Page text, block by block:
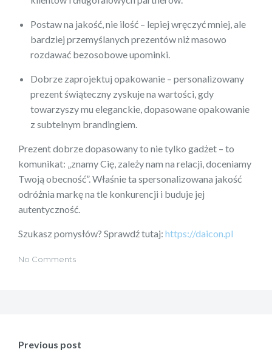
Postaw na jakość, nie ilość – lepiej wręczyć mniej, ale
bardziej przemyślanych prezentów niż masowo
rozdawać bezosobowe upominki.
Dobrze zaprojektuj opakowanie – personalizowany
prezent świąteczny zyskuje na wartości, gdy
towarzyszy mu eleganckie, dopasowane opakowanie
z subtelnym brandingiem.
Prezent dobrze dopasowany to nie tylko gadżet – to
komunikat: „znamy Cię, zależy nam na relacji, doceniamy
Twoją obecność”. Właśnie ta spersonalizowana jakość
odróżnia markę na tle konkurencji i buduje jej
autentyczność.
Szukasz pomysłów? Sprawdź tutaj: https://daicon.pl
No Comments
wpisu
Previous post